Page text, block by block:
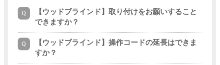
【ウッドブラインド】取り付けをお願いすること
できますか？
【ウッドブラインド】操作コードの延長はできま
すか？